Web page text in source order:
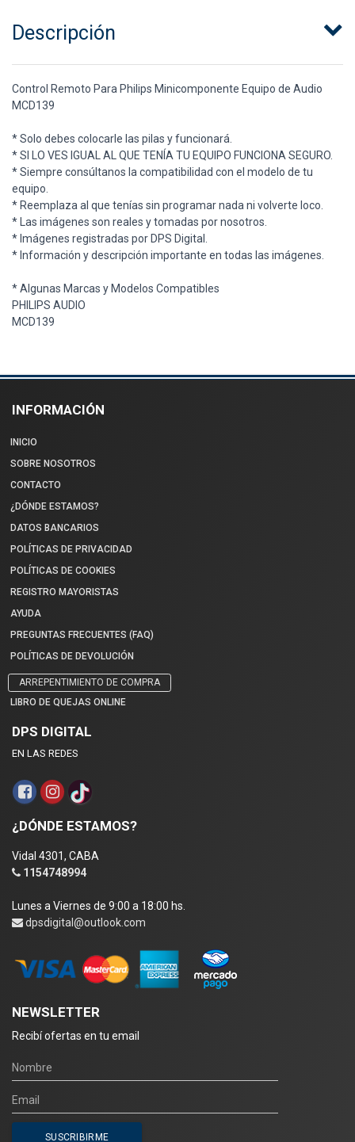
Descripción
Control Remoto Para Philips Minicomponente Equipo de Audio
MCD139
* Solo debes colocarle las pilas y funcionará.
* SI LO VES IGUAL AL QUE TENÍA TU EQUIPO FUNCIONA SEGURO.
* Siempre consúltanos la compatibilidad con el modelo de tu
equipo.
* Reemplaza al que tenías sin programar nada ni volverte loco.
* Las imágenes son reales y tomadas por nosotros.
* Imágenes registradas por DPS Digital.
* Información y descripción importante en todas las imágenes.
* Algunas Marcas y Modelos Compatibles
PHILIPS AUDIO
MCD139
INFORMACIÓN
INICIO
SOBRE NOSOTROS
CONTACTO
¿DÓNDE ESTAMOS?
DATOS BANCARIOS
POLÍTICAS DE PRIVACIDAD
POLÍTICAS DE COOKIES
REGISTRO MAYORISTAS
AYUDA
PREGUNTAS FRECUENTES (FAQ)
POLÍTICAS DE DEVOLUCIÓN
ARREPENTIMIENTO DE COMPRA
LIBRO DE QUEJAS ONLINE
DPS DIGITAL
EN LAS REDES
¿DÓNDE ESTAMOS?
Vidal 4301, CABA
1154748994
Lunes a Viernes de 9:00 a 18:00 hs.
dpsdigital@outlook.com
NEWSLETTER
Recibí ofertas en tu email